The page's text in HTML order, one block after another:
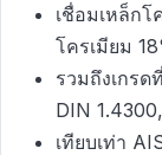
เชื่อมเหล็ก
โครเมียม
รวมถึงเกรด
DIN
เทียบเท่า